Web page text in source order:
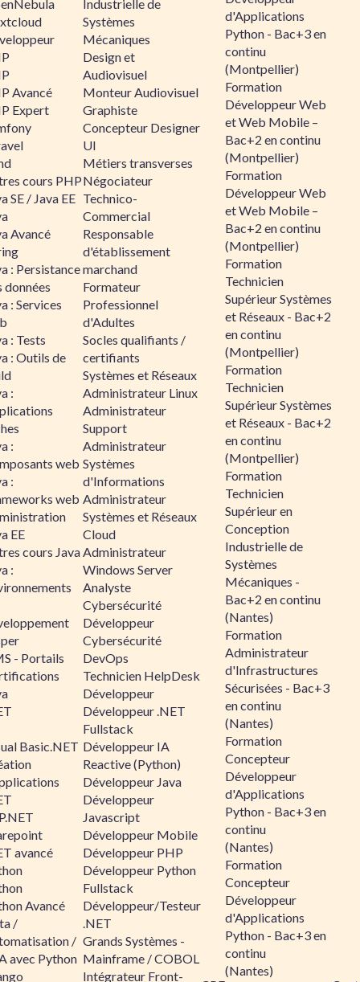
Avancé
Expert
cours PHP
SE / Java EE
Avancé
: Persistance
données
: Services
: Tests
: Outils de
:
:
web
:
web
EE
cours Java
:
- Portails
Basic.NET
avancé
Avancé
/
/
avec Python
Industrielle de
Systèmes
Mécaniques
Design et
Audiovisuel
Monteur Audiovisuel
Graphiste
Concepteur Designer
UI
Métiers transverses
Négociateur
Technico-
Commercial
Responsable
d'établissement
marchand
Formateur
Professionnel
d'Adultes
Socles qualifiants /
certifiants
Systèmes et Réseaux
Administrateur Linux
Administrateur
Support
Administrateur
Systèmes
d'Informations
Administrateur
Systèmes et Réseaux
Cloud
Administrateur
Windows Server
Analyste
Cybersécurité
Développeur
Cybersécurité
DevOps
Technicien HelpDesk
Développeur
Développeur .NET
Fullstack
Développeur IA
Reactive (Python)
Développeur Java
Développeur
Javascript
Développeur Mobile
Développeur PHP
Développeur Python
Fullstack
Développeur/Testeur
.NET
Grands Systèmes -
Mainframe / COBOL
Intégrateur Front-
d'Applications
Python - Bac+3 en
continu
(Montpellier)
Formation
Développeur Web
et Web Mobile –
Bac+2 en continu
(Montpellier)
Formation
Développeur Web
et Web Mobile –
Bac+2 en continu
(Montpellier)
Formation
Technicien
Supérieur Systèmes
et Réseaux - Bac+2
en continu
(Montpellier)
Formation
Technicien
Supérieur Systèmes
et Réseaux - Bac+2
en continu
(Montpellier)
Formation
Technicien
Supérieur en
Conception
Industrielle de
Systèmes
Mécaniques -
Bac+2 en continu
(Nantes)
Formation
Administrateur
d'Infrastructures
Sécurisées - Bac+3
en continu
(Nantes)
Formation
Concepteur
Développeur
d'Applications
Python - Bac+3 en
continu
(Nantes)
Formation
Concepteur
Développeur
d'Applications
Python - Bac+3 en
continu
(Nantes)